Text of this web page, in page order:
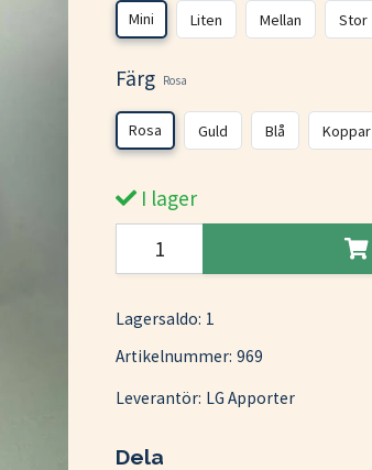
Mini Liten Mellan Stor
Färg Rosa
Rosa Guld Blå Koppar
I lager
Lagersaldo: 1
Artikelnummer: 969
Leverantör: LG Apporter
Dela